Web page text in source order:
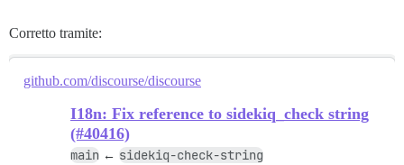
Corretto tramite:
github.com/discourse/discourse
I18n: Fix reference to sidekiq_check string
(#40416)
main ← sidekiq-check-string